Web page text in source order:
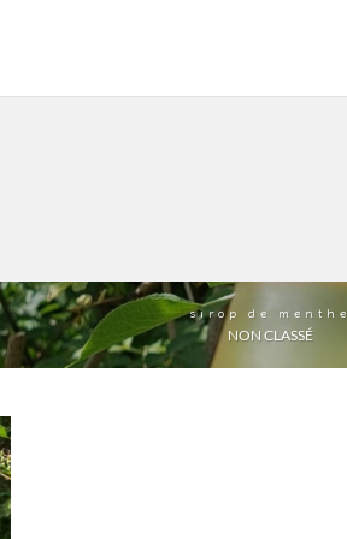
sirop de menthe
NON CLASSÉ